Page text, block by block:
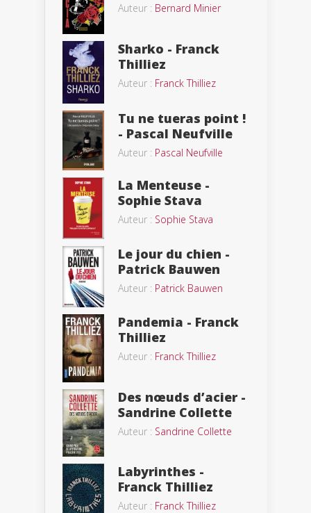
Auteur : Bernard Minier
Sharko - Franck
Thilliez
Auteur : Franck Thilliez
Tu ne tueras point !
- Pascal Neufville
Auteur : Pascal Neufville
La Menteuse -
Sophie Stava
Auteur : Sophie Stava
Le jour du chien -
Patrick Bauwen
Auteur : Patrick Bauwen
Pandemia - Franck
Thilliez
Auteur : Franck Thilliez
Des nœuds d’acier -
Sandrine Collette
Auteur : Sandrine Collette
Labyrinthes -
Franck Thilliez
Auteur : Franck Thilliez